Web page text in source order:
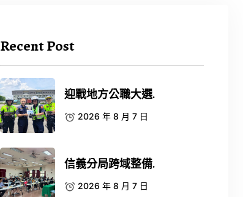
Recent Post
迎戰地方公職大選.
2026 年 8 月 7 日
信義分局跨域整備.
2026 年 8 月 7 日